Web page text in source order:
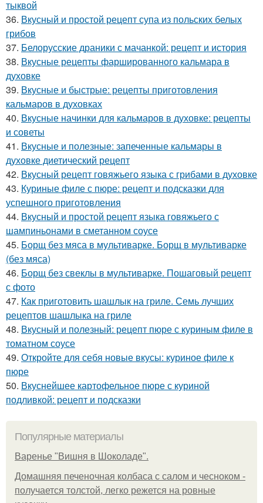
тыквой
36. Вкусный и простой рецепт супа из польских белых
грибов
37. Белорусские драники с мачанкой: рецепт и история
38. Вкусные рецепты фаршированного кальмара в
духовке
39. Вкусные и быстрые: рецепты приготовления
кальмаров в духовках
40. Вкусные начинки для кальмаров в духовке: рецепты
и советы
41. Вкусные и полезные: запеченные кальмары в
духовке диетический рецепт
42. Вкусный рецепт говяжьего языка с грибами в духовке
43. Куриные филе с пюре: рецепт и подсказки для
успешного приготовления
44. Вкусный и простой рецепт языка говяжьего с
шампиньонами в сметанном соусе
45. Борщ без мяса в мультиварке. Борщ в мультиварке
(без мяса)
46. Борщ без свеклы в мультиварке. Пошаговый рецепт
с фото
47. Как приготовить шашлык на гриле. Семь лучших
рецептов шашлыка на гриле
48. Вкусный и полезный: рецепт пюре с куриным филе в
томатном соусе
49. Откройте для себя новые вкусы: куриное филе к
пюре
50. Вкуснейшее картофельное пюре с куриной
подливкой: рецепт и подсказки
Популярные материалы
Варенье "Вишня в Шоколаде".
Домашняя печеночная колбаса с салом и чесноком -
получается толстой, легко режется на ровные